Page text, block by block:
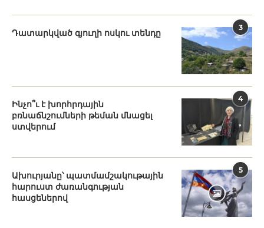
3
Դատարկված գյուղի ոսկու տենդը
4
Ինչո՞ւ է խորհրդային
բռնաճնշումների թեման մնացել
ստվերում
5
Ախուրյանը՝ պատմամշակութային
հարուստ ժառանգության
հասցեներով